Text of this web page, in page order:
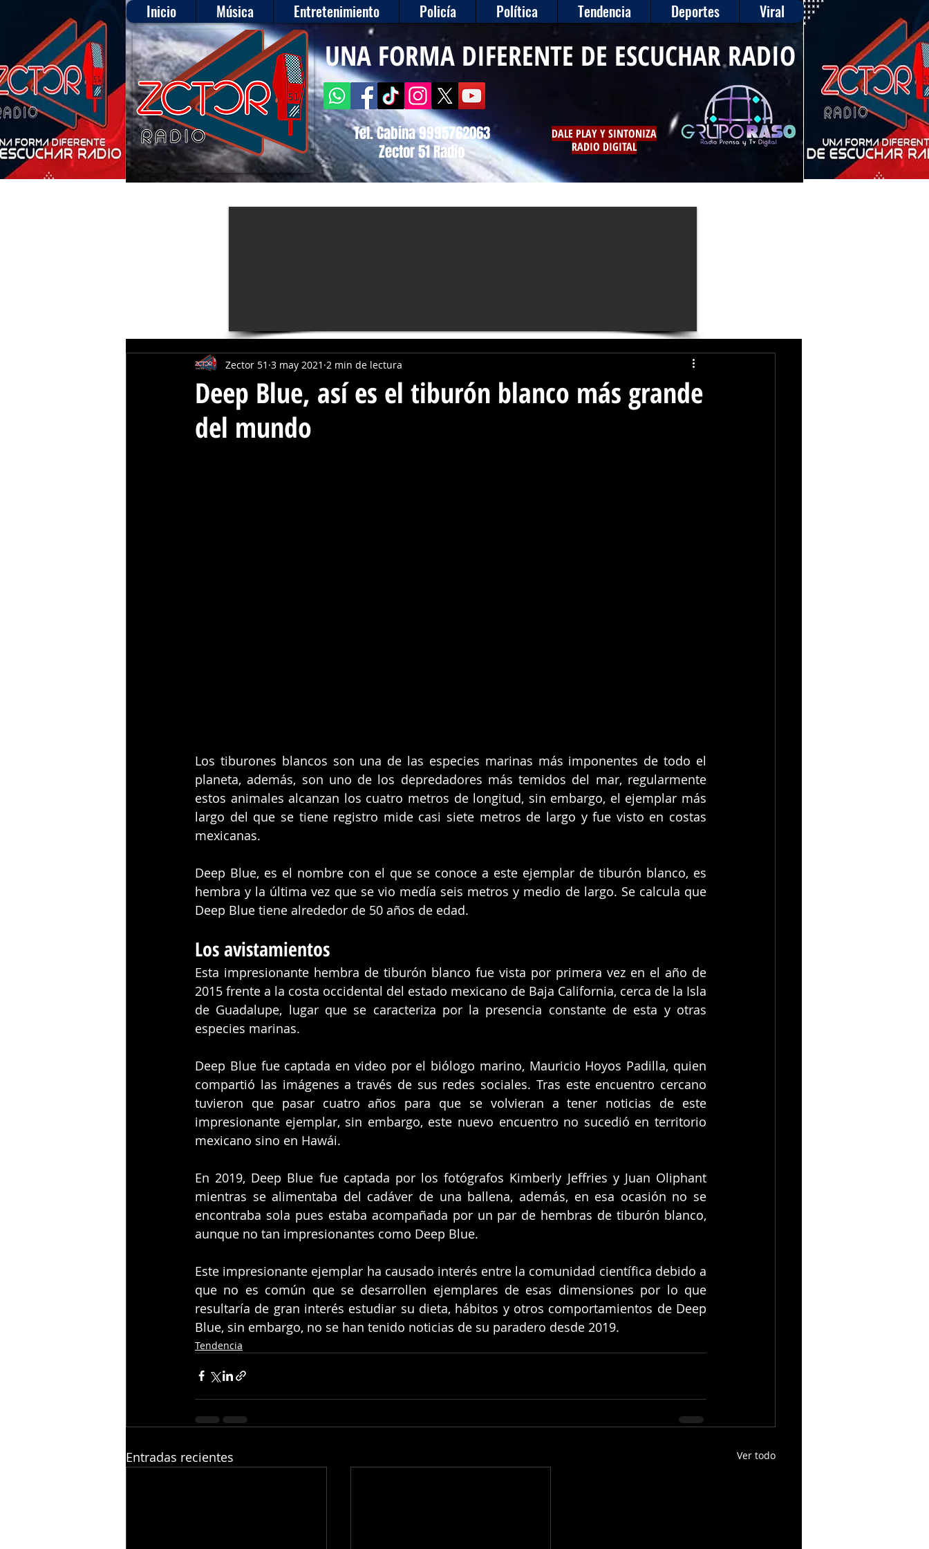
Inicio Música Entretenimiento Policía Política Tendencia Deportes Viral
Tel. Cabina 9995762063
Zector 51 Radio
DALE PLAY Y SINTONIZA
RADIO DIGITAL
UNA FORMA DIFERENTE DE ESCUCHAR RADIO
Deep Blue, así es el tiburón blanco más grande
del mundo
Zector 51 3 may 2021 2 min de lectura
Los tiburones blancos son una de las especies marinas más imponentes de todo el
planeta, además, son uno de los depredadores más temidos del mar, regularmente
estos animales alcanzan los cuatro metros de longitud, sin embargo, el ejemplar más
largo del que se tiene registro mide casi siete metros de largo y fue visto en costas
mexicanas.
Deep Blue, es el nombre con el que se conoce a este ejemplar de tiburón blanco, es
hembra y la última vez que se vio medía seis metros y medio de largo. Se calcula que
Deep Blue tiene alrededor de 50 años de edad.
Los avistamientos
Esta impresionante hembra de tiburón blanco fue vista por primera vez en el año de
2015 frente a la costa occidental del estado mexicano de Baja California, cerca de la Isla
de Guadalupe, lugar que se caracteriza por la presencia constante de esta y otras
especies marinas.
Deep Blue fue captada en video por el biólogo marino, Mauricio Hoyos Padilla, quien
compartió las imágenes a través de sus redes sociales. Tras este encuentro cercano
tuvieron que pasar cuatro años para que se volvieran a tener noticias de este
impresionante ejemplar, sin embargo, este nuevo encuentro no sucedió en territorio
mexicano sino en Hawái.
En 2019, Deep Blue fue captada por los fotógrafos Kimberly Jeffries y Juan Oliphant
mientras se alimentaba del cadáver de una ballena, además, en esa ocasión no se
encontraba sola pues estaba acompañada por un par de hembras de tiburón blanco,
aunque no tan impresionantes como Deep Blue.
Este impresionante ejemplar ha causado interés entre la comunidad científica debido a
que no es común que se desarrollen ejemplares de esas dimensiones por lo que
resultaría de gran interés estudiar su dieta, hábitos y otros comportamientos de Deep
Blue, sin embargo, no se han tenido noticias de su paradero desde 2019.
Tendencia
Entradas recientes Ver todo